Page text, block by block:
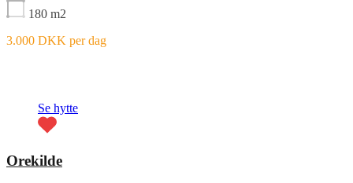
180 m2
3.000 DKK per dag
Se hytte
Orekilde